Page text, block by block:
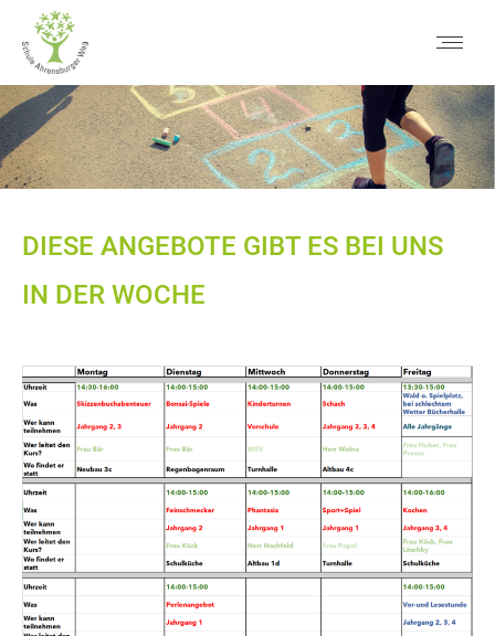
DIESE ANGEBOTE GIBT ES BEI UNS
IN DER WOCHE